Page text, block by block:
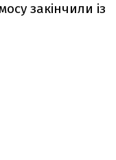
закінчили із